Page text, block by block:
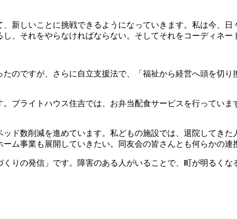
新しいことに挑戦できるようになっていきます。私は今、
、それをやらなければならない。そしてそれをコーディネー
のですが、さらに自立支援法で、「福祉から経営へ頭を切り
ブライトハウス住吉では、お弁当配食サービスを行ってい
ド数削減を進めています。私どもの施設では、退院してき
ム事業も展開していきたい。同友会の皆さんとも何らかの連
りの発信」です。障害のある人がいることで、町が明るくな